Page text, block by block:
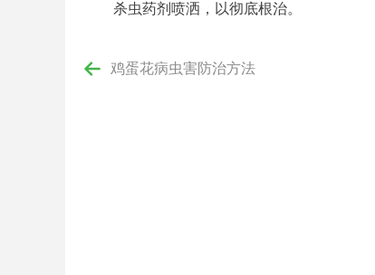
杀虫药剂喷洒，以彻底根治。
鸡蛋花病虫害防治方法